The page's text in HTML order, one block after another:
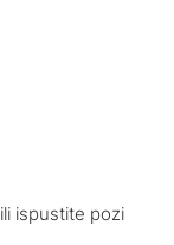
ispustite pozi